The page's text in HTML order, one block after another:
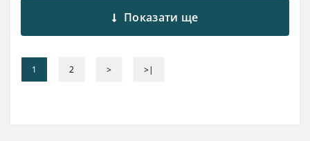
Показати ще
1 2 > >|